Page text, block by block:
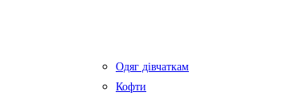
Одяг дівчаткам
Кофти